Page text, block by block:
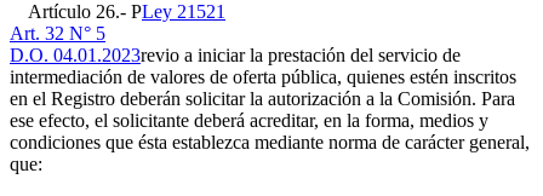
Artículo 26.- PLey 21521
Art. 32 N° 5
D.O. 04.01.2023revio a iniciar la prestación del servicio de
intermediación de valores de oferta pública, quienes estén inscritos
en el Registro deberán solicitar la autorización a la Comisión. Para
ese efecto, el solicitante deberá acreditar, en la forma, medios y
condiciones que ésta establezca mediante norma de carácter general,
que: